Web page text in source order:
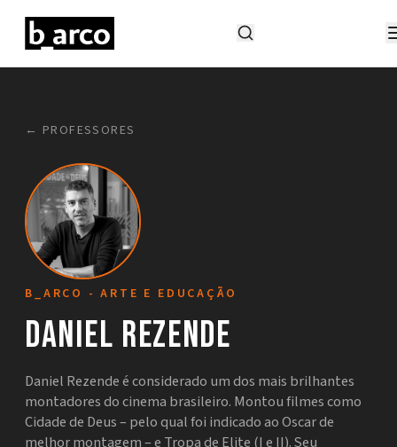
← PROFESSORES
B_ARCO - ARTE E EDUCAÇÃO
Daniel Rezende
Daniel Rezende é considerado um dos mais brilhantes
montadores do cinema brasileiro. Montou filmes como
Cidade de Deus – pelo qual foi indicado ao Oscar de
melhor montagem – e Tropa de Elite (I e II). Seu